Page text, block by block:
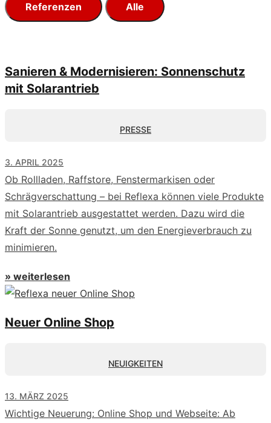
Referenzen Alle
Sanieren & Modernisieren: Sonnenschutz
mit Solarantrieb
PRESSE
3. APRIL 2025
Ob Rollladen, Raffstore, Fenstermarkisen oder
Schrägverschattung – bei Reflexa können viele Produkte
mit Solarantrieb ausgestattet werden. Dazu wird die
Kraft der Sonne genutzt, um den Energieverbrauch zu
minimieren.
» weiterlesen
Neuer Online Shop
NEUIGKEITEN
13. MÄRZ 2025
Wichtige Neuerung: Online Shop und Webseite: Ab